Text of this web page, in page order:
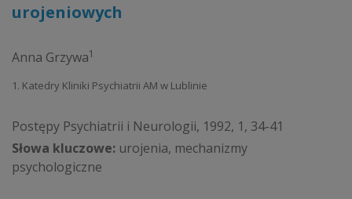
urojeniowych
Anna Grzywa1
1. Katedry Kliniki Psychiatrii AM w Lublinie
Postępy Psychiatrii i Neurologii, 1992, 1, 34-41
Słowa kluczowe: urojenia, mechanizmy
psychologiczne